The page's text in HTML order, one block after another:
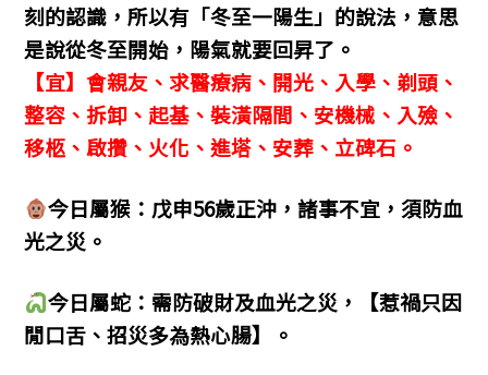
刻的認識，所以有「冬至一陽生」的說法，意思
是說從冬至開始，陽氣就要回昇了。
【宜】會親友、求醫療病、開光、入學、剃頭、
整容、拆卸、起基、裝潢隔間、安機械、入殮、
移柩、啟攢、火化、進塔、安葬、立碑石。
今日屬猴：戊申56歲正沖，諸事不宜，須防血
光之災。
今日屬蛇：需防破財及血光之災，【惹禍只因
閒口舌、招災多為熱心腸】。